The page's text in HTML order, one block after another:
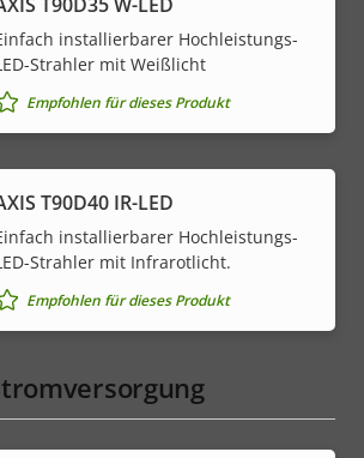
installierbarer Hochleistungs-
Strahler mit Weißlicht
Empfohlen für dieses Produkt
T90D40 IR-LED
installierbarer Hochleistungs-
Strahler mit Infrarotlicht.
Empfohlen für dieses Produkt